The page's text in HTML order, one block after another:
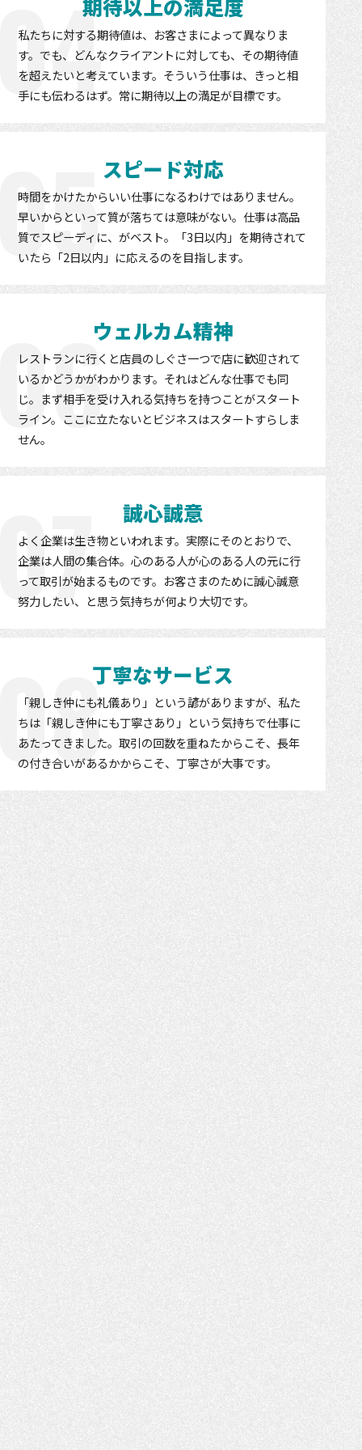
期待以上の満足度
私たちに対する期待値は、お客さまによって異なりま
す。でも、どんなクライアントに対しても、その期待値
を超えたいと考えています。そういう仕事は、きっと相
手にも伝わるはず。常に期待以上の満足が目標です。
スピード対応
時間をかけたからいい仕事になるわけではありません。
早いからといって質が落ちては意味がない。仕事は高品
質でスピーディに、がベスト。「3日以内」を期待されて
いたら「2日以内」に応えるのを目指します。
ウェルカム精神
レストランに行くと店員のしぐさ一つで店に歓迎されて
いるかどうかがわかります。それはどんな仕事でも同
じ。まず相手を受け入れる気持ちを持つことがスタート
ライン。ここに立たないとビジネスはスタートすらしま
せん。
誠心誠意
よく企業は生き物といわれます。実際にそのとおりで、
企業は人間の集合体。心のある人が心のある人の元に行
って取引が始まるものです。お客さまのために誠心誠意
努力したい、と思う気持ちが何より大切です。
丁寧なサービス
「親しき仲にも礼儀あり」という諺がありますが、私た
ちは「親しき仲にも丁寧さあり」という気持ちで仕事に
あたってきました。取引の回数を重ねたからこそ、長年
の付き合いがあるかからこそ、丁寧さが大事です。